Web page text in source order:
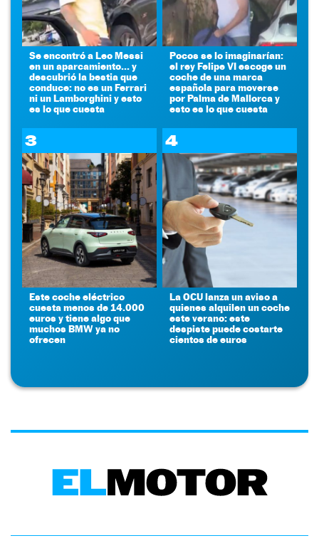
Se encontró a Leo Messi
en un aparcamiento... y
descubrió la bestia que
conduce: no es un Ferrari
ni un Lamborghini y esto
es lo que cuesta
Pocos se lo imaginarían:
el rey Felipe VI escoge un
coche de una marca
española para moverse
por Palma de Mallorca y
esto es lo que cuesta
3
Este coche eléctrico
cuesta menos de 14.000
euros y tiene algo que
muchos BMW ya no
ofrecen
4
La OCU lanza un aviso a
quienes alquilen un coche
este verano: este
despiste puede costarte
cientos de euros